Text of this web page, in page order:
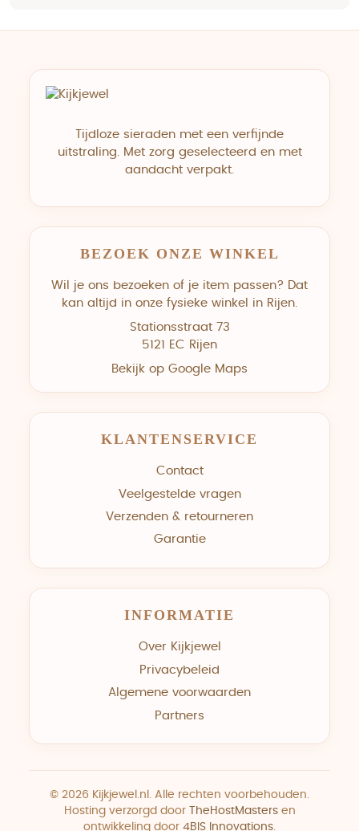
Tijdloze sieraden met een verfijnde
uitstraling. Met zorg geselecteerd en met
aandacht verpakt.
BEZOEK ONZE WINKEL
Wil je ons bezoeken of je item passen? Dat
kan altijd in onze fysieke winkel in Rijen.
Stationsstraat 73
5121 EC Rijen
Bekijk op Google Maps
KLANTENSERVICE
Contact
Veelgestelde vragen
Verzenden & retourneren
Garantie
INFORMATIE
Over Kijkjewel
Privacybeleid
Algemene voorwaarden
Partners
© 2026 Kijkjewel.nl. Alle rechten voorbehouden.
Hosting verzorgd door
TheHostMastersen
ontwikkeling door 4BIS Innovations.